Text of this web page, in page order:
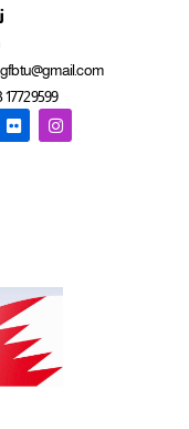
17729599